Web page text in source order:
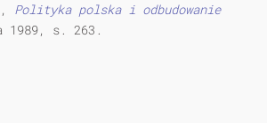
Polityka polska i odbudowanie
1989, s. 263.